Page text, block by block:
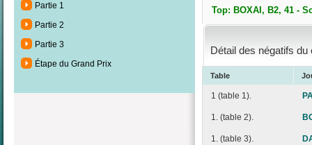
Partie 1
Partie 2
Partie 3
Étape du Grand Prix
Top: BOXAI, B2, 41 -
Détail des négatifs
Table
1 (table 1).
1. (table 2).
1. (table 3).